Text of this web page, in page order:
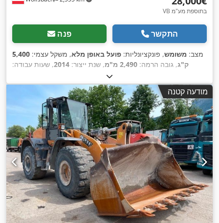
VB בתוספת מע"מ
פנה התקשר
מצב: משומש, פונקציונליות: פועל באופן מלא, משקל עצמי: 5,400
ק"ג, גובה הרמה: 2,490 מ"מ , שנת ייצור: 2014, שעות עבודה:
, גובה בנייה:
Diesel Motor
, רוחב בנייה:1,950 מ"מ ,
מודעה קטנה